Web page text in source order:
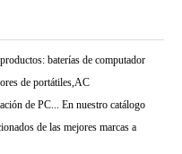
baterías de computador
de portátiles,AC
de PC... En nuestro catálogo
de las mejores marcas a